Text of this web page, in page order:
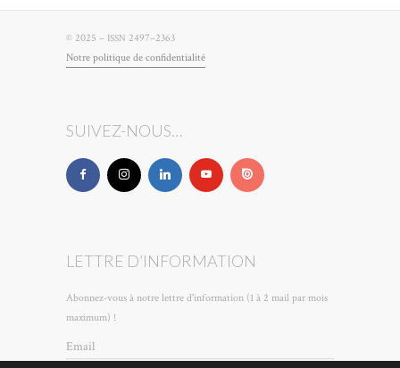
© 2025 – ISSN 2497–2363
Notre poli­tique de confidentialité
SUIVEZ-NOUS…
LETTRE D’INFORMATION
Abonnez-vous à notre lettre d'information (1 à 2 mail par mois
maximum) !
Email